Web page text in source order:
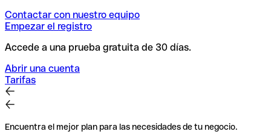
Contactar con nuestro equipo
Empezar el registro
Accede a una prueba gratuita de 30 días.
Abrir una cuenta
Tarifas
Encuentra el mejor plan para las necesidades de tu negocio.